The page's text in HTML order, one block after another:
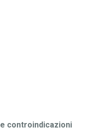
controindicazioni